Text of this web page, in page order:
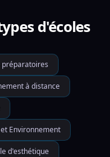
d'écoles
préparatoires
à distance
Environnement
d'esthétique